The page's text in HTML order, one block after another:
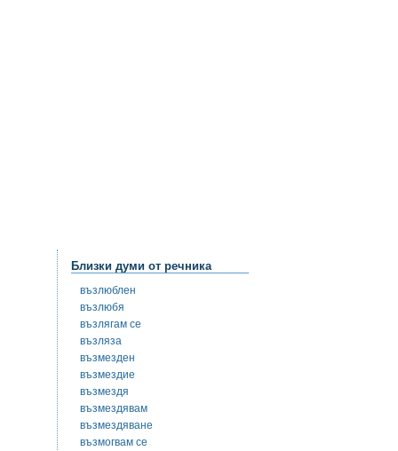
Близки думи от речника
възлюблен
възлюбя
възлягам се
възляза
възмезден
възмездие
възмездя
възмездявам
възмездяване
възмогвам се